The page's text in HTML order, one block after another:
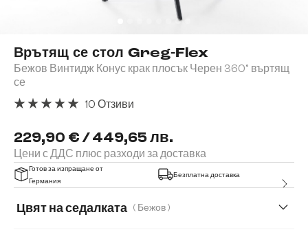
Врътящ се стол Greg-Flex
Бежов Винтидж Конус крак плосък Черен 360° въртящ
се
229,90 € / 449,65 лв.
Цени с ДДС плюс разходи за доставка
10 Отзиви
Готов за изпращане от
Германия
Безплатна доставка
Цвят на седалката ( Бежов )